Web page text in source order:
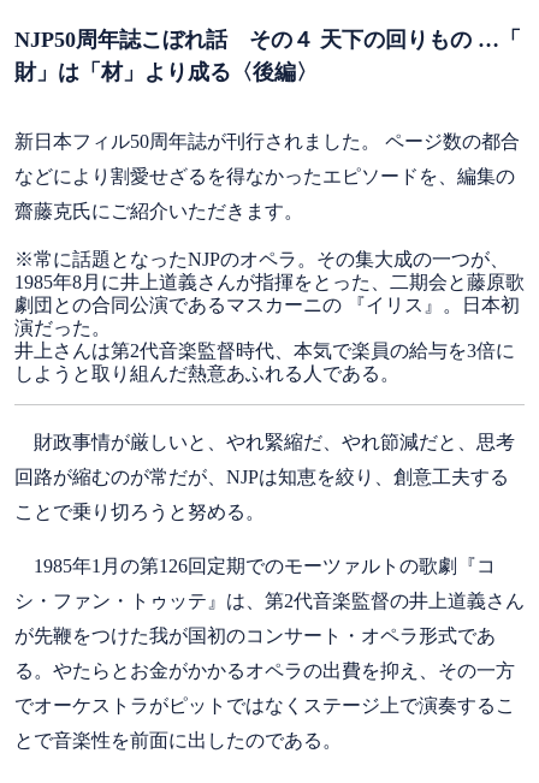
NJP50周年誌こぼれ話 その４ 天下の回りもの …「
財」は「材」より成る〈後編〉
新日本フィル50周年誌が刊行されました。 ページ数の都合
などにより割愛せざるを得なかったエピソードを、編集の
齋藤克氏にご紹介いただきます。
※常に話題となったNJPのオペラ。その集大成の一つが、
1985年8月に井上道義さんが指揮をとった、二期会と藤原歌
劇団との合同公演であるマスカーニの 『イリス』。日本初
演だった。
井上さんは第2代音楽監督時代、本気で楽員の給与を3倍に
しようと取り組んだ熱意あふれる人である。
財政事情が厳しいと、やれ緊縮だ、やれ節減だと、思考
回路が縮むのが常だが、NJPは知恵を絞り、創意工夫する
ことで乗り切ろうと努める。
1985年1月の第126回定期でのモーツァルトの歌劇『コ
シ・ファン・トゥッテ』は、第2代音楽監督の井上道義さん
が先鞭をつけた我が国初のコンサート・オペラ形式であ
る。やたらとお金がかかるオペラの出費を抑え、その一方
でオーケストラがピットではなくステージ上で演奏するこ
とで音楽性を前面に出したのである。